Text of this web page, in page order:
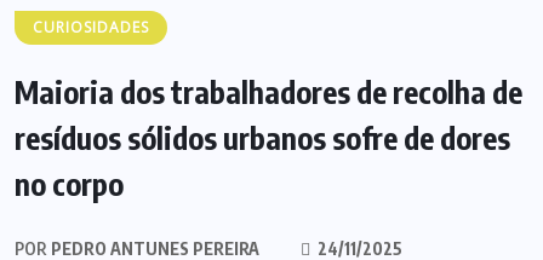
CURIOSIDADES
Maioria dos trabalhadores de recolha de
resíduos sólidos urbanos sofre de dores
no corpo
POR PEDRO ANTUNES PEREIRA
24/11/2025